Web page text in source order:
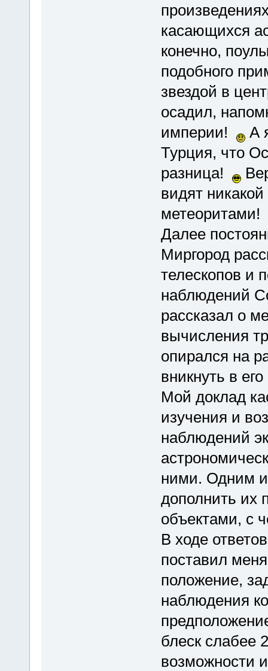
касающихся
конечно,
подобного
звездой в
осадил,
империи!
А
Турция, что
разница!
видят
метеоритами!
Далее
Миргород
телескопов и
наблюдений
рассказал о
вычисления
опирался на
вникнуть в
Мой доклад
изучения и
наблюдений
ними. Одним
дополнить их
объектами, с
В ходе
поставил
положение,
наблюдения
блеск слабее
возможности